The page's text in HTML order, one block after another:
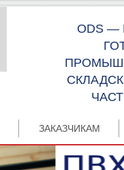
ODS
ЗАКАЗЧИКАМ